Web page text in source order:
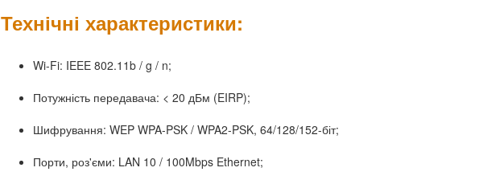
Технічні характеристики:
Wi-Fi: IEEE 802.11b / g / n;
Потужність передавача: < 20 дБм (EIRP);
Шифрування: WEP WPA-PSK / WPA2-PSK, 64/128/152-біт;
Порти, роз'єми: LAN 10 / 100Mbps Ethernet;